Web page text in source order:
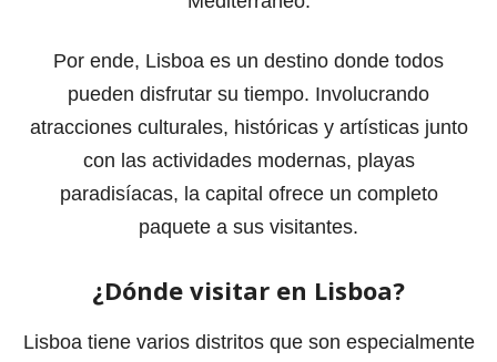
Por ende, Lisboa es un destino donde todos
pueden disfrutar su tiempo. Involucrando
atracciones culturales, históricas y artísticas junto
con las actividades modernas, playas
paradisíacas, la capital ofrece un completo
paquete a sus visitantes.
¿Dónde visitar en Lisboa?
Lisboa tiene varios distritos que son especialmente